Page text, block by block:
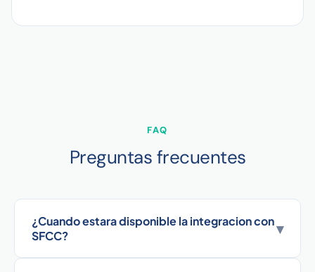
FAQ
Preguntas frecuentes
¿Cuando estara disponible la integracion con
SFCC?
▾